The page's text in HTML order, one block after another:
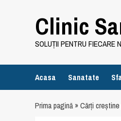
Clinic
SOLUȚII PENTRU FIECARE
Acasa Sanatate
Prima pagină»Cărți